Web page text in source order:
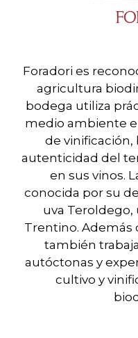
Foradori es
agricultura
bodega utiliza
medio ambiente
de vinificación,
autenticidad del
en sus vinos.
conocida por su
uva Teroldego,
Trentino. Además
también
autóctonas y
cultivo y